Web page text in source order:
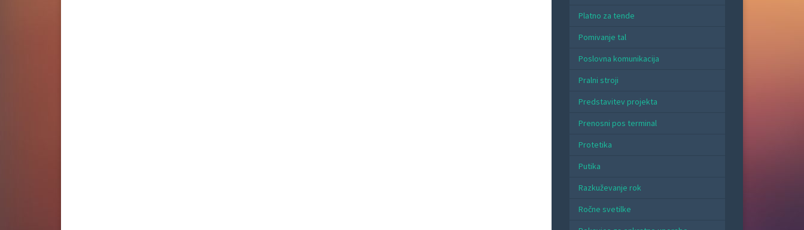
Platno za tende
Pomivanje tal
Poslovna komunikacija
Pralni stroji
Predstavitev projekta
Prenosni pos terminal
Protetika
Putika
Razkuževanje rok
Ročne svetilke